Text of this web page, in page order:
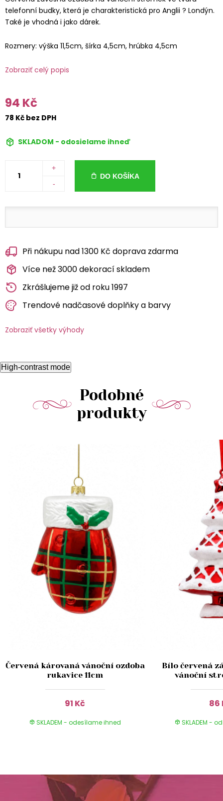
telefonní budky, která je charakteristická pro Anglii ? Londýn.
Také je vhodná i jako dárek.
Rozmery: výška 11,5cm, šírka 4,5cm, hrúbka 4,5cm
Zobraziť celý popis
94 Kč
78 Kč bez DPH
SKLADOM - odosielame ihneď
+
-
DO KOŠÍKA
Při nákupu nad 1300 Kč doprava zdarma
Více než 3000 dekorací skladem
Zkrášlujeme již od roku 1997
Trendové nadčasové doplňky a barvy
Zobraziť všetky výhody
High-contrast mode
Podobné
produkty
Červená károvaná vánoční ozdoba
rukavice 11cm
91 Kč
SKLADEM - odesílame ihned
Bílo červená
vánoční
86
SKLADEM -